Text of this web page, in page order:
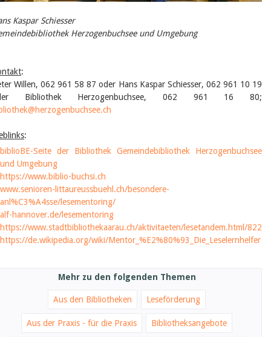
Kaspar Schiesser
Herzogenbuchsee und Umgebung
:
Willen, 062 961 58 87 oder Hans Kaspar Schiesser, 062 961 10 19
Bibliothek Herzogenbuchsee, 062 961 16 80;
:
biblioBE-Seite der Bibliothek Gemeindebibliothek Herzogenbuchsee
und Umgebung
https://www.biblio-buchsi.ch
www.senioren-littaureussbuehl.ch/besondere-
anl%C3%A4sse/lesementoring/
alf-hannover.de/lesementoring
https://www.stadtbibliothekaarau.ch/aktivitaeten/lesetandem.html/822
https://de.wikipedia.org/wiki/Mentor_%E2%80%93_Die_Leselernhelfer
Mehr zu den folgenden Themen
Aus den Bibliotheken Leseförderung
Aus der Praxis - für die Praxis Bibliotheksangebote